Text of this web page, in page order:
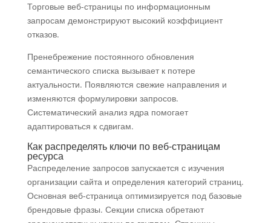
Торговые веб-страницы по информационным
запросам демонстрируют высокий коэффициент
отказов.
Пренебрежение постоянного обновления
семантического списка вызывает к потере
актуальности. Появляются свежие направления и
изменяются формулировки запросов.
Систематический анализ ядра помогает
адаптироваться к сдвигам.
Как распределять ключи по веб-страницам
ресурса
Распределение запросов запускается с изучения
организации сайта и определения категорий страниц.
Основная веб-страница оптимизируется под базовые
брендовые фразы. Секции списка обретают